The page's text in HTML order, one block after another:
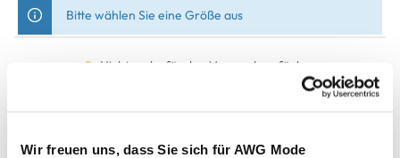
Wir freuen uns, dass Sie sich für AWG Mode
Bitte wählen Sie eine Größe aus
Nicht mehr für den Versand verfügbar